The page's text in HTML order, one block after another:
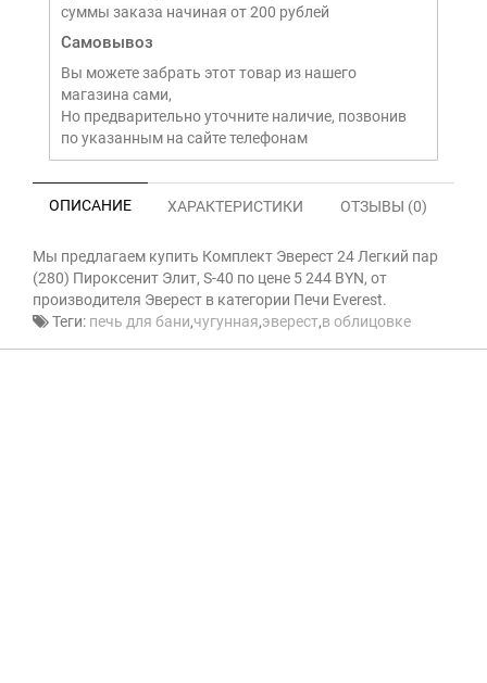
суммы заказа начиная от 200 рублей
Самовывоз
Вы можете забрать этот товар из нашего
магазина сами,
Но предварительно уточните наличие, позвонив
по указанным на сайте телефонам
ОПИСАНИЕ ХАРАКТЕРИСТИКИ ОТЗЫВЫ (0)
Мы предлагаем купить Комплект Эверест 24 Легкий пар
(280) Пироксенит Элит, S-40 по цене 5 244 BYN, от
производителя Эверест в категории Печи Everest.
Теги: печь для бани,чугунная,эверест,в облицовке